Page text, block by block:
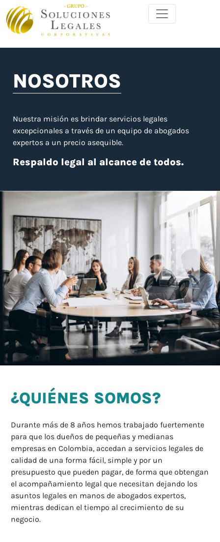
NOSOTROS
Nuestra misión es brindar servicios legales
excepcionales a través de un equipo de abogados
expertos a un precio asequible.
Respaldo legal al alcance de todos.
¿QUIÉNES SOMOS?
Durante más de 8 años hemos trabajado fuertemente
para que los dueños de pequeñas y medianas
empresas en Colombia, accedan a servicios legales de
calidad de una forma fácil, simple y por un
presupuesto que pueden pagar, de forma que obtengan
el acompañamiento legal que necesitan dejando los
asuntos legales en manos de abogados expertos,
mientras dedican el tiempo al crecimiento de su
negocio.